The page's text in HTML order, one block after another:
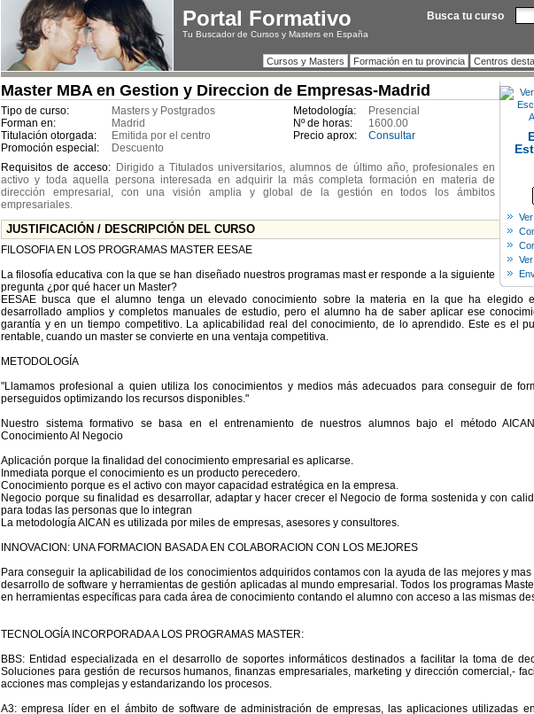
Portal Formativo
Tu Buscador de Cursos y Masters en España
Cursos y Masters Formación en tu provincia Centros
Master MBA en Gestion y Direccion de Empresas-Madrid
Tipo de curso: Masters y Postgrados Metodología:
Presencial
Forman en:
Madrid Nº de horas:
1600.00
Titulación otorgada:
Emitida por el centro Precio aprox:
Consultar
Promoción especial:
Descuento
Requisitos de acceso: Dirigido a Titulados universitarios, alumnos de último año, profesionales en
activo y toda aquella persona interesada en adquirir la más completa formación en materia de
dirección empresarial, con una visión amplia y global de la gestión en todos los ámbitos
empresariales.
JUSTIFICACIÓN / DESCRIPCIÓN DEL CURSO
FILOSOFIA EN LOS PROGRAMAS MASTER EESAE
La filosofía educativa con la que se han diseñado nuestros programas mast er responde a la siguiente
pregunta ¿por qué hacer un Master?
EESAE busca que el alumno tenga un elevado conocimiento sobre la materia en la que ha elegido
desarrollado amplios y completos manuales de estudio, pero el alumno ha de saber aplicar ese
garantía y en un tiempo competitivo. La aplicabilidad real del conocimiento, de lo aprendido. Este es el
rentable, cuando un master se convierte en una ventaja competitiva.
METODOLOGÍA
"Llamamos profesional a quien utiliza los conocimientos y medios más adecuados para conseguir de
perseguidos optimizando los recursos disponibles."
Nuestro sistema formativo se basa en el entrenamiento de nuestros alumnos bajo el método
Conocimiento Al Negocio
Aplicación porque la finalidad del conocimiento empresarial es aplicarse.
Inmediata porque el conocimiento es un producto perecedero.
Conocimiento porque es el activo con mayor capacidad estratégica en la empresa.
Negocio porque su finalidad es desarrollar, adaptar y hacer crecer el Negocio de forma sostenida y con
para todas las personas que lo integran
La metodología AICAN es utilizada por miles de empresas, asesores y consultores.
INNOVACION: UNA FORMACION BASADA EN COLABORACION CON LOS MEJORES
Para conseguir la aplicabilidad de los conocimientos adquiridos contamos con la ayuda de las mejores y mas
desarrollo de software y herramientas de gestión aplicadas al mundo empresarial. Todos los programas
en herramientas específicas para cada área de conocimiento contando el alumno con acceso a las mismas
TECNOLOGÍA INCORPORADA A LOS PROGRAMAS MASTER:
BBS: Entidad especializada en el desarrollo de soportes informáticos destinados a facilitar la toma de
Soluciones para gestión de recursos humanos, finanzas empresariales, marketing y dirección comercial,-
acciones mas complejas y estandarizando los procesos.
A3: empresa líder en el ámbito de software de administración de empresas, las aplicaciones utilizadas
Busca tu curso